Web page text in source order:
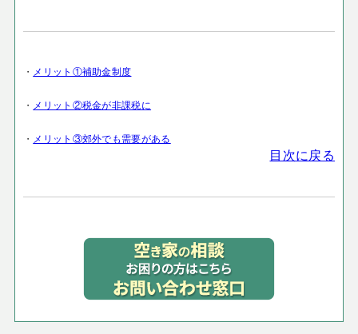
・ メリット①補助金制度
・ メリット②税金が非課税に
・ メリット③郊外でも需要がある
目次に戻る